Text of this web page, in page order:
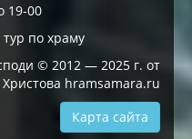
19-00
по храму
© 2012 — 2025 г. от
Христова hramsamara.ru
Карта сайта